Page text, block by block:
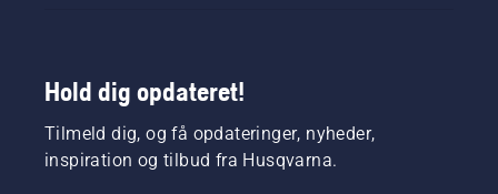
Hold dig opdateret!
Tilmeld dig, og få opdateringer, nyheder,
inspiration og tilbud fra Husqvarna.